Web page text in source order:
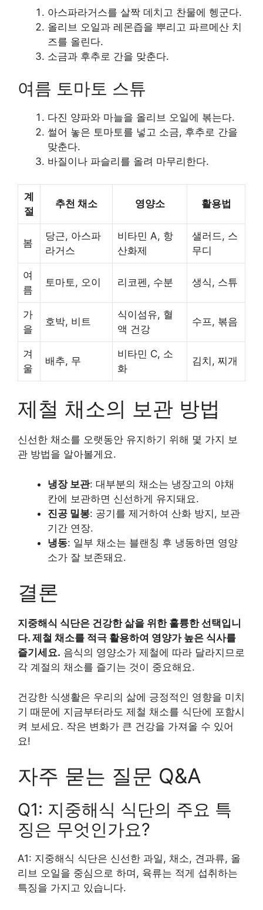
아스파라거스를 살짝 데치고 찬물에 헹군다.
올리브 오일과 레몬즙을 뿌리고 파르메산 치
즈를 올린다.
소금과 후추로 간을 맞춘다.
여름 토마토 스튜
다진 양파와 마늘을 올리브 오일에 볶는다.
썰어 놓은 토마토를 넣고 소금, 후추로 간을
맞춘다.
바질이나 파슬리를 올려 마무리한다.
계
절
추천 채소 영양소 활용법
봄
당근, 아스파
라거스
비타민 A, 항
산화제
샐러드, 스
무디
여
름
토마토, 오이 리코펜, 수분 생식, 스튜
가
을
호박, 비트
식이섬유, 혈
액 건강
수프, 볶음
겨
울
배추, 무
비타민 C, 소
화
김치, 찌개
제철 채소의 보관 방법
신선한 채소를 오랫동안 유지하기 위해 몇 가지 보
관 방법을 알아볼게요.
냉장 보관: 대부분의 채소는 냉장고의 야채
칸에 보관하면 신선하게 유지돼요.
진공 밀봉: 공기를 제거하여 산화 방지, 보관
기간 연장.
냉동: 일부 채소는 블랜칭 후 냉동하면 영양
소가 잘 보존돼요.
결론
지중해식 식단은 건강한 삶을 위한 훌륭한 선택입니
다. 제철 채소를 적극 활용하여 영양가 높은 식사를
즐기세요. 음식의 영양소가 제철에 따라 달라지므로
각 계절의 채소를 즐기는 것이 중요해요.
건강한 식생활은 우리의 삶에 긍정적인 영향을 미치
기 때문에 지금부터라도 제철 채소를 식단에 포함시
켜 보세요. 작은 변화가 큰 건강을 가져올 수 있어
요!
자주 묻는 질문 Q&A
Q1: 지중해식 식단의 주요 특
징은 무엇인가요?
A1: 지중해식 식단은 신선한 과일, 채소, 견과류, 올
리브 오일을 중심으로 하며, 육류는 적게 섭취하는
특징을 가지고 있습니다.